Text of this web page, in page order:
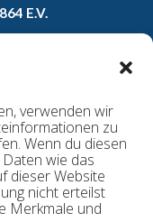
verwenden wir
zu
Wenn du diesen
wie das
dieser Website
nicht erteilst
Merkmale und
E.V.
8a